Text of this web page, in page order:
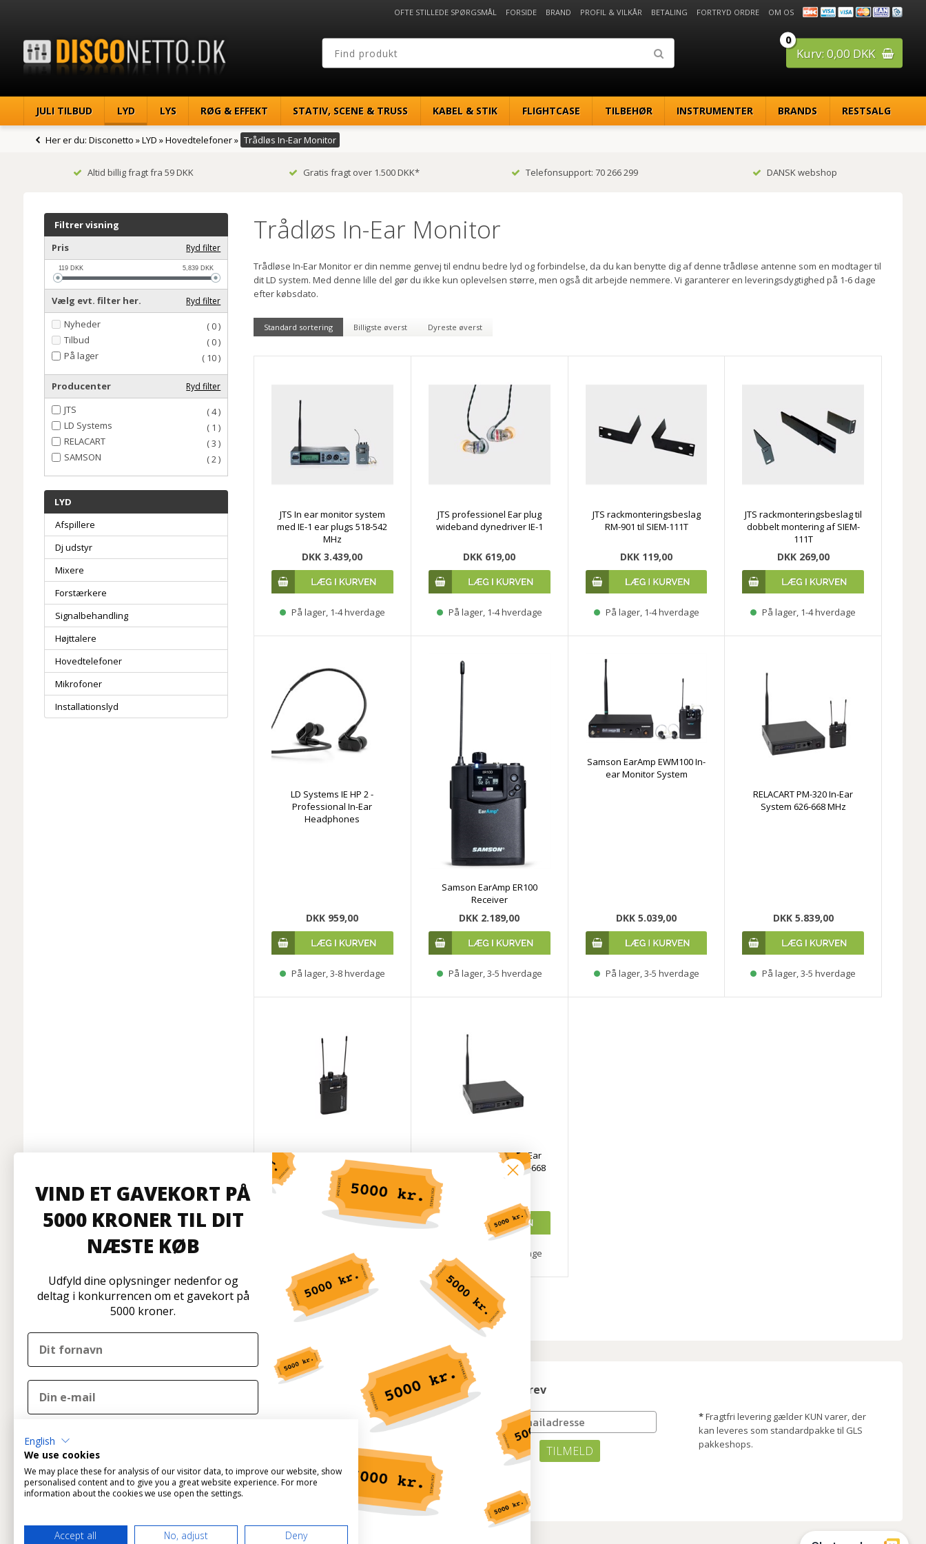
0
Kurv: 0,00 DKK
OFTE STILLEDE SPØRGSMÅL FORSIDE BRAND PROFIL & VILKÅR BETALING FORTRYD ORDRE OM OS
JULI TILBUD LYD LYS RØG & EFFEKT STATIV, SCENE & TRUSS KABEL & STIK FLIGHTCASE TILBEHØR INSTRUMENTER BRANDS RESTSALG
Her er du: Disconetto »LYD »Hovedtelefoner» Trådløs In-Ear Monitor
Altid billig fragt fra 59 DKK Gratis fragt over 1.500 DKK* Telefonsupport: 70 266 299 DANSK webshop
Filtrer visning
Pris
Ryd filter
119DKK 5,839DKK
Vælg evt. filter her. Ryd filter
Nyheder
( 0 )
Tilbud
( 0 )
På lager
( 10 )
Producenter Ryd filter
JTS
( 4 )
LD Systems
( 1 )
RELACART
( 3 )
SAMSON
( 2 )
LYD
Afspillere
Dj udstyr
Mixere
Forstærkere
Signalbehandling
Højttalere
Hovedtelefoner
Mikrofoner
Installationslyd
Trådløs In-Ear Monitor
Trådløse In-Ear Monitor er din nemme genvej til endnu bedre lyd og forbindelse, da du kan benytte dig af denne trådløse antenne som en modtager til
dit LD system. Med denne lille del gør du ikke kun oplevelsen større, men også dit arbejde nemmere. Vi garanterer en leveringsdygtighed på 1-6 dage
efter købsdato.
Standard sortering Billigste øverst Dyreste øverst
JTS In ear monitor system
med IE-1 ear plugs 518-542
MHz
DKK 3.439,00
På lager, 1-4 hverdage
JTS professionel Ear plug
wideband dynedriver IE-1
DKK 619,00
På lager, 1-4 hverdage
JTS rackmonteringsbeslag
RM-901 til SIEM-111T
DKK 119,00
På lager, 1-4 hverdage
JTS rackmonteringsbeslag til
dobbelt montering af SIEM-
111T
DKK 269,00
På lager, 1-4 hverdage
LD Systems IE HP 2 -
Professional In-Ear
Headphones
DKK 959,00
På lager, 3-8 hverdage
Samson EarAmp ER100
Receiver
DKK 2.189,00
På lager, 3-5 hverdage
Samson EarAmp EWM100 In-
ear Monitor System
DKK 5.039,00
På lager, 3-5 hverdage
RELACART PM-320 In-Ear
System 626-668 MHz
DKK 5.839,00
På lager, 3-5 hverdage
RELACART PM-320R In-Ear
Bodypack Receiver 626-668
MHz
DKK 2.559,00
På lager, 3-5 hverdage
RELACART PM-320T In Ear
Stereo Transmitter 626-668
På lager, 3-5 hverdage
Information
Brand
Profil & Vilkår
Betaling
Fortryd ordre
Om os
info@disconetto.dk
Kun udlevering af forudbestilte ordre
Nyhedsbrev
TILMELD
*Fragtfri levering gælder KUN varer, der
kan leveres som standardpakke til GLS
pakkeshops.
Disconetto.dk@2018
VIND ET GAVEKORT PÅ
5000 KRONER TIL DIT
NÆSTE KØB
Udfyld dine oplysninger nedenfor og
deltag i konkurrencen om et gavekort på
5000 kroner.
DELTAG I KONKURRENCEN
Nej tak
Ved tilmelding til konkurrencen tilmelder du dig
Disconetto'privatlivspolitik.
Vi trækker en vinder ved udgangen af året.
English
We use cookies
We may place these for analysis of our visitor data, to improve our website, show
personalised content and to give you a great website experience. For more
information about the cookies we use open the settings.
Accept all No, adjust Deny